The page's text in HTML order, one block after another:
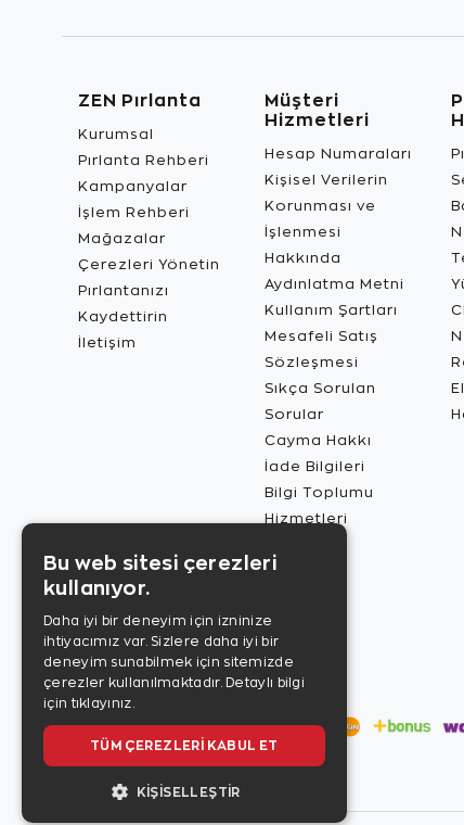
ZEN Pırlanta
Kurumsal
Pırlanta Rehberi
Kampanyalar
İşlem Rehberi
Mağazalar
Çerezleri Yönetin
Pırlantanızı
Kaydettirin
İletişim
Müşteri
Hizmetleri
Hesap Numaraları
Kişisel Verilerin
Korunması ve
İşlenmesi
Hakkında
Aydınlatma Metni
Kullanım Şartları
Mesafeli Satış
Sözleşmesi
Sıkça Sorulan
Sorular
Cayma Hakkı
İade Bilgileri
Bilgi Toplumu
Hizmetleri
Bu web sitesi çerezleri
kullanıyor.
Daha iyi bir deneyim için izninize
ihtiyacımız var. Sizlere daha iyi bir
deneyim sunabilmek için sitemizde
çerezler kullanılmaktadır. Detaylı bilgi
için tıklayınız.
TÜM ÇEREZLERI KABUL ET
KIŞISELLEŞTIR